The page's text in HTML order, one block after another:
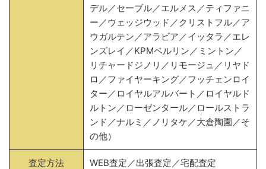
デル／セーブル／エルメス／ティファニ
ー／ウェッジウッド／クリストフル／ア
ウガルテン／アラビア／イッタラ／エレ
ンズレイ／KPMベルリン／ミントン／
リチャードジノリ／リモージュ／リヤド
ロ／ファイヤーキング／フッチェンロイ
ター／ロイヤルアルバート／ロイヤルド
ルトン／ローゼンタール／ロールストラ
ンド／ナルミ／ノリタケ／大倉陶園／そ
の他）
査定方法 WEB査定／出張査定／宅配査定